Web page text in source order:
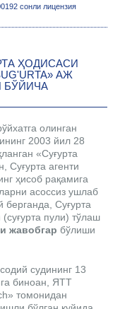
сонли лицензия
ҲОДИСАСИ
АЖ
БЎЙИЧА
олинган
2003 йил 28
«Суғурта
Суғурта агенти
ҳисоб рақамига
асоссиз ушлаб
берганда, Суғурта
(суғурта пули) тўлаш
жавобгар бўлиши
судининг 13
биноан, ЯТТ
томонидан